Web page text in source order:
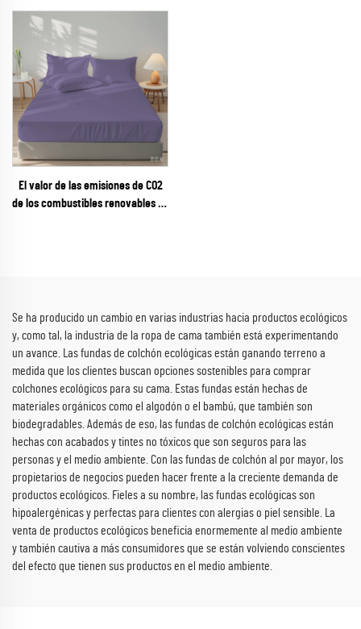
El valor de las emisiones de CO2
de los combustibles renovables se
Se ha producido un cambio en varias industrias hacia productos ecológicos
y, como tal, la industria de la ropa de cama también está experimentando
un avance. Las fundas de colchón ecológicas están ganando terreno a
medida que los clientes buscan opciones sostenibles para comprar
colchones ecológicos para su cama. Estas fundas están hechas de
materiales orgánicos como el algodón o el bambú, que también son
biodegradables. Además de eso, las fundas de colchón ecológicas están
hechas con acabados y tintes no tóxicos que son seguros para las
personas y el medio ambiente. Con las fundas de colchón al por mayor, los
propietarios de negocios pueden hacer frente a la creciente demanda de
productos ecológicos. Fieles a su nombre, las fundas ecológicas son
hipoalergénicas y perfectas para clientes con alergias o piel sensible. La
venta de productos ecológicos beneficia enormemente al medio ambiente
y también cautiva a más consumidores que se están volviendo conscientes
del efecto que tienen sus productos en el medio ambiente.